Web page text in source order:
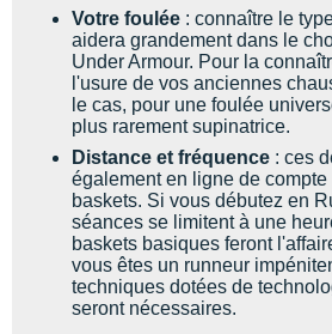
Votre foulée : connaître le
aidera grandement dans le
Under Armour. Pour la
l'usure de vos anciennes
le cas, pour une foulée
plus rarement supinatrice.
Distance et fréquence : ces
également en ligne de
baskets. Si vous débutez en
séances se limitent à une
baskets basiques feront
vous êtes un runneur
techniques dotées de
seront nécessaires.